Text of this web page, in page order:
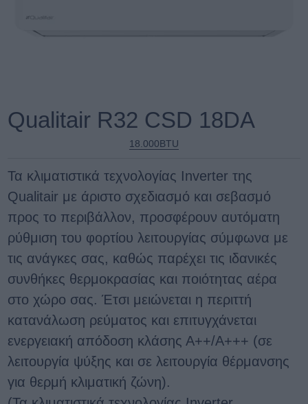
Qualitair R32 CSD 18DA
18.000BTU
Τα κλιματιστικά τεχνολογίας Ιnverter της
Qualitair με άριστο σχεδιασμό και σεβασμό
προς το περιβάλλον, προσφέρουν αυτόματη
ρύθμιση του φορτίου λειτουργίας σύμφωνα με
τις ανάγκες σας, καθώς παρέχει τις ιδανικές
συνθήκες θερμοκρασίας και ποιότητας αέρα
στο χώρο σας. Έτσι μειώνεται η περιττή
κατανάλωση ρεύματος και επιτυγχάνεται
ενεργειακή απόδοση κλάσης Α++/Α+++ (σε
λειτουργία ψύξης και σε λειτουργία θέρμανσης
για θερμή κλιματική ζώνη).